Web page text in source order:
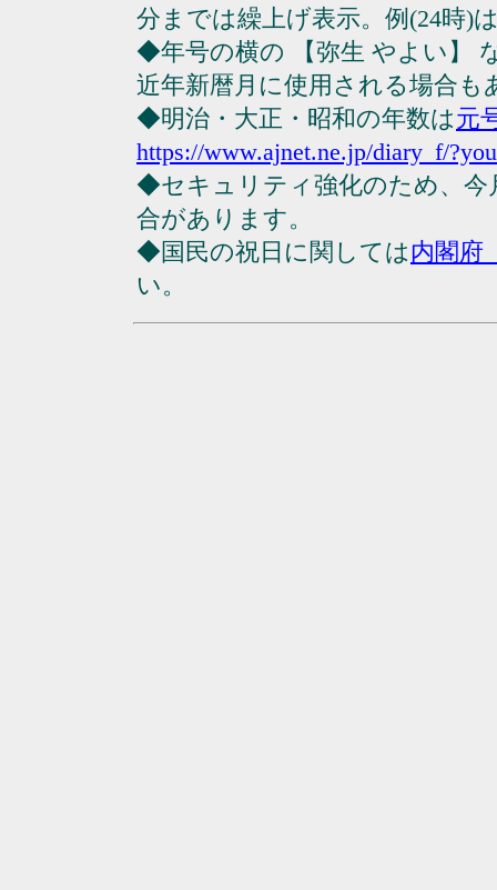
分までは繰上げ表示。例(24時)
◆年号の横の 【弥生 やよい】
近年新暦月に使用される場合も
◆明治・大正・昭和の年数は元
https://www.ajnet.ne.jp/diary_f/
◆セキュリティ強化のため、今
合があります。
◆国民の祝日に関しては内閣府
い。